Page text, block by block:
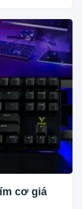
cơ giá